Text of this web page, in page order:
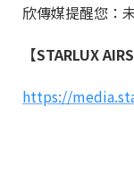
欣傳媒提醒您：
【STARLUX
https://